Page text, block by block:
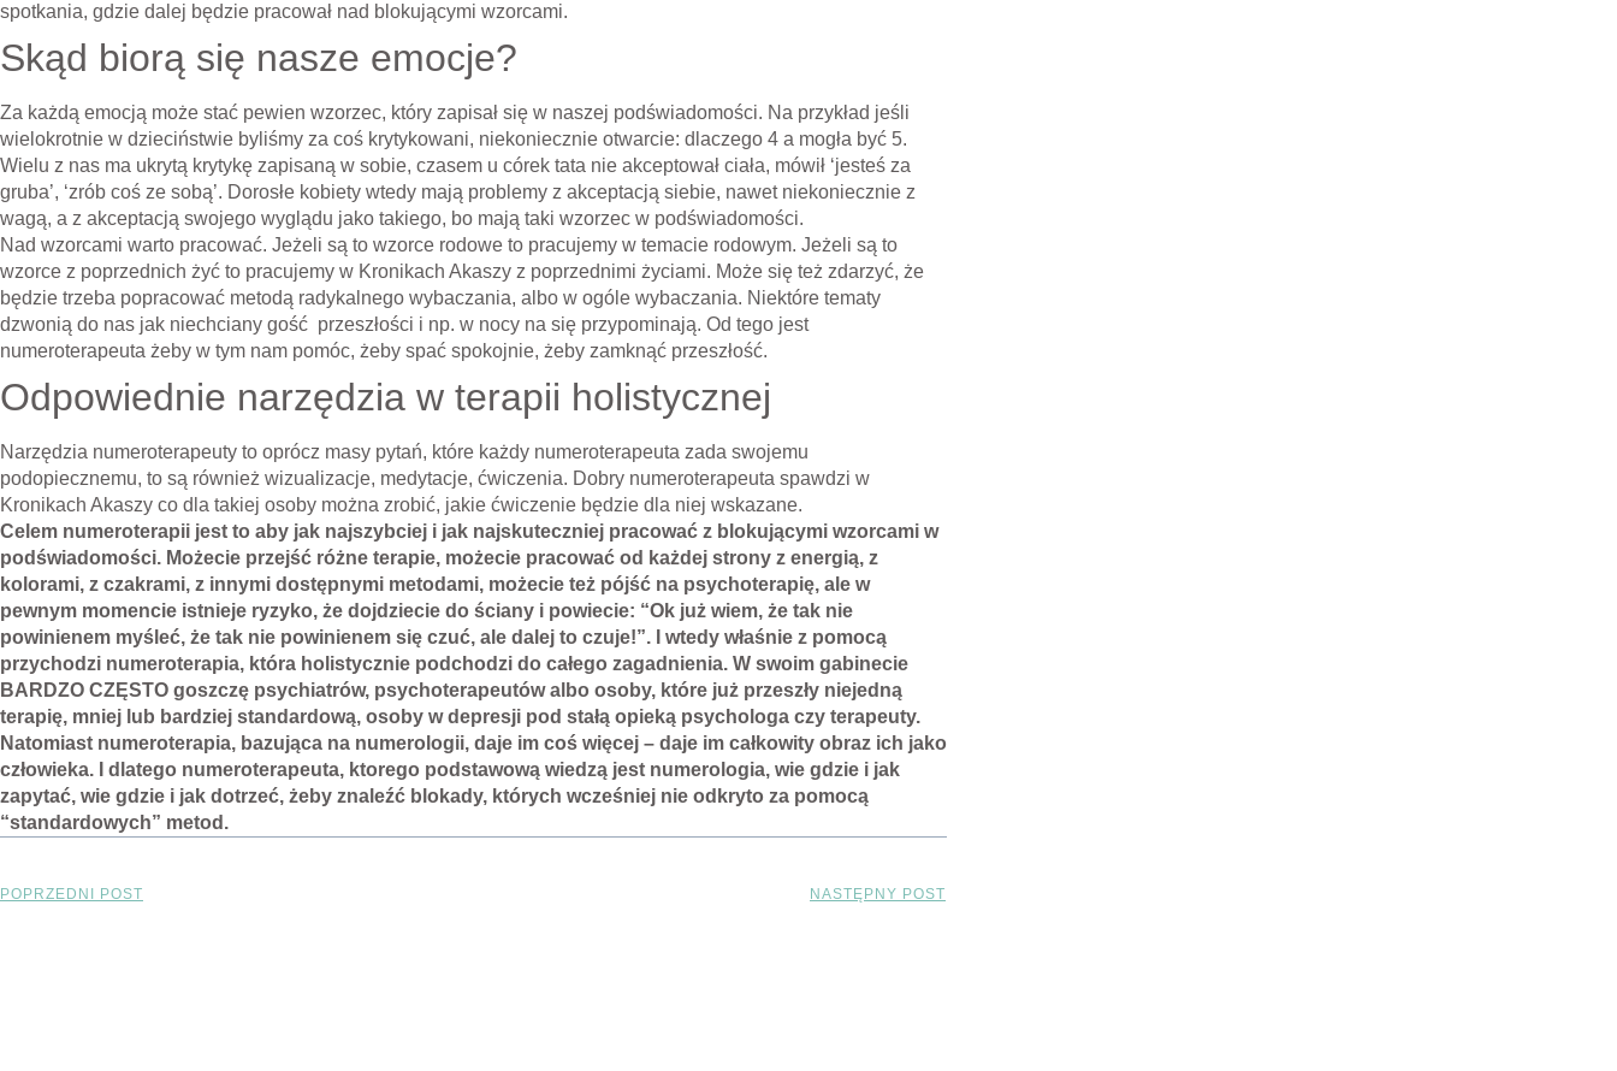
spotkania, gdzie dalej będzie pracował nad blokującymi wzorcami.
Skąd biorą się nasze emocje?
Za każdą emocją może stać pewien wzorzec, który zapisał się w naszej podświadomości. Na przykład jeśli
wielokrotnie w dzieciństwie byliśmy za coś krytykowani, niekoniecznie otwarcie: dlaczego 4 a mogła być 5.
Wielu z nas ma ukrytą krytykę zapisaną w sobie, czasem u córek tata nie akceptował ciała, mówił ‘jesteś za
gruba’, ‘zrób coś ze sobą’. Dorosłe kobiety wtedy mają problemy z akceptacją siebie, nawet niekoniecznie z
wagą, a z akceptacją swojego wyglądu jako takiego, bo mają taki wzorzec w podświadomości.
Nad wzorcami warto pracować. Jeżeli są to wzorce rodowe to pracujemy w temacie rodowym. Jeżeli są to
wzorce z poprzednich żyć to pracujemy w Kronikach Akaszy z poprzednimi życiami. Może się też zdarzyć, że
będzie trzeba popracować metodą radykalnego wybaczania, albo w ogóle wybaczania. Niektóre tematy
dzwonią do nas jak niechciany gość przeszłości i np. w nocy na się przypominają. Od tego jest
numeroterapeuta żeby w tym nam pomóc, żeby spać spokojnie, żeby zamknąć przeszłość.
Odpowiednie narzędzia w terapii holistycznej
Narzędzia numeroterapeuty to oprócz masy pytań, które każdy numeroterapeuta zada swojemu
podopiecznemu, to są również wizualizacje, medytacje, ćwiczenia. Dobry numeroterapeuta spawdzi w
Kronikach Akaszy co dla takiej osoby można zrobić, jakie ćwiczenie będzie dla niej wskazane.
Celem numeroterapii jest to aby jak najszybciej i jak najskuteczniej pracować z blokującymi wzorcami w
podświadomości. Możecie przejść różne terapie, możecie pracować od każdej strony z energią, z
kolorami, z czakrami, z innymi dostępnymi metodami, możecie też pójść na psychoterapię, ale w
pewnym momencie istnieje ryzyko, że dojdziecie do ściany i powiecie: “Ok już wiem, że tak nie
powinienem myśleć, że tak nie powinienem się czuć, ale dalej to czuje!”. I wtedy właśnie z pomocą
przychodzi numeroterapia, która holistycznie podchodzi do całego zagadnienia. W swoim gabinecie
BARDZO CZĘSTO goszczę psychiatrów, psychoterapeutów albo osoby, które już przeszły niejedną
terapię, mniej lub bardziej standardową, osoby w depresji pod stałą opieką psychologa czy terapeuty.
Natomiast numeroterapia, bazująca na numerologii, daje im coś więcej – daje im całkowity obraz ich jako
człowieka. I dlatego numeroterapeuta, ktorego podstawową wiedzą jest numerologia, wie gdzie i jak
zapytać, wie gdzie i jak dotrzeć, żeby znaleźć blokady, których wcześniej nie odkryto za pomocą
“standardowych” metod.
POPRZEDNI POST NASTĘPNY POST